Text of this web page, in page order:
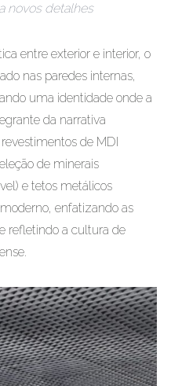
novos detalhes
entre exterior e interior, o
nas paredes internas,
uma identidade onde a
da narrativa
de MDI
de minerais
e tetos metálicos
enfatizando as
refletindo a cultura de